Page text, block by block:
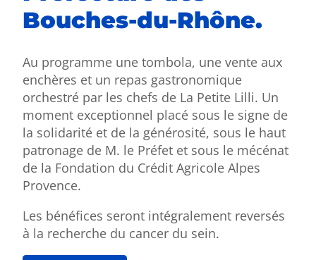
Bouches-du-Rhône.
Au programme une tombola, une vente aux
enchères et un repas gastronomique
orchestré par les chefs de La Petite Lilli. Un
moment exceptionnel placé sous le signe de
la solidarité et de la générosité, sous le haut
patronage de M. le Préfet et sous le mécénat
de la Fondation du Crédit Agricole Alpes
Provence.
Les bénéfices seront intégralement reversés
à la recherche du cancer du sein.